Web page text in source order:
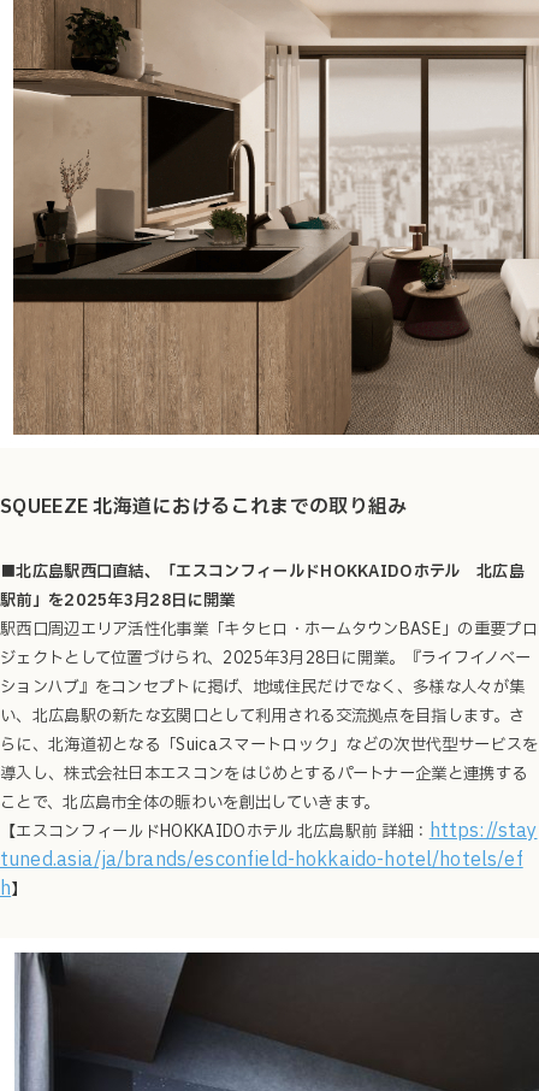
SQUEEZE 北海道におけるこれまでの取り組み
■北広島駅西口直結、「エスコンフィールドHOKKAIDOホテル 北広島
駅前」を2025年3月28日に開業
駅西口周辺エリア活性化事業「キタヒロ・ホームタウンBASE」の重要プロ
ジェクトとして位置づけられ、2025年3月28日に開業。『ライフイノベー
ションハブ』をコンセプトに掲げ、地域住民だけでなく、多様な人々が集
い、北広島駅の新たな玄関口として利用される交流拠点を目指します。さ
らに、北海道初となる「Suicaスマートロック」などの次世代型サービスを
導入し、株式会社日本エスコンをはじめとするパートナー企業と連携する
ことで、北広島市全体の賑わいを創出していきます。
【エスコンフィールドHOKKAIDOホテル 北広島駅前 詳細： https://stay
tuned.asia/ja/brands/esconfield-hokkaido-hotel/hotels/ef
h】